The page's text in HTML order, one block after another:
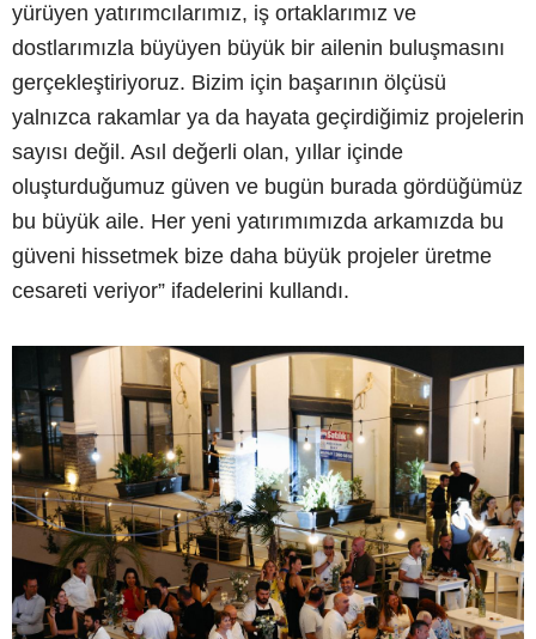
yürüyen yatırımcılarımız, iş ortaklarımız ve
dostlarımızla büyüyen büyük bir ailenin buluşmasını
gerçekleştiriyoruz. Bizim için başarının ölçüsü
yalnızca rakamlar ya da hayata geçirdiğimiz projelerin
sayısı değil. Asıl değerli olan, yıllar içinde
oluşturduğumuz güven ve bugün burada gördüğümüz
bu büyük aile. Her yeni yatırımımızda arkamızda bu
güveni hissetmek bize daha büyük projeler üretme
cesareti veriyor” ifadelerini kullandı.